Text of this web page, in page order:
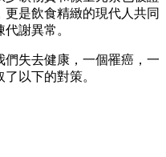
是飲食精緻的現代人共同
謝異常。
失去健康，一個罹癌，一
以下的對策。